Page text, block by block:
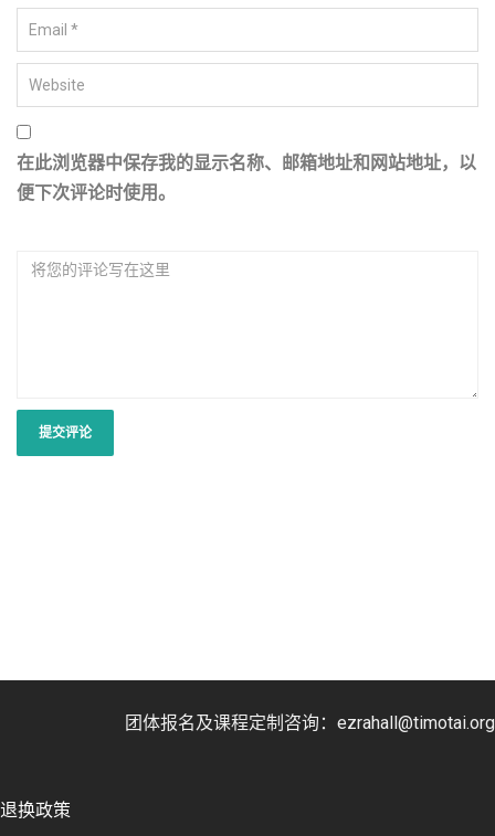
在此浏览器中保存我的显示名称、邮箱地址和网站地址，以
便下次评论时使用。
团体报名及课程定制咨询：ezrahall@timotai.org
退换政策